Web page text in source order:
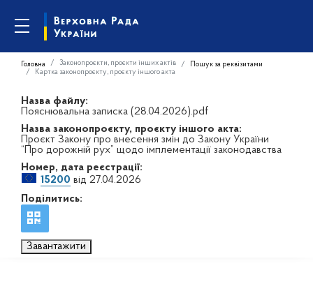
Головна Законопроєкти, проєкти інших актів
Пошук за реквізитами
Картка законопроєкту, проєкту іншого акта
Назва файлу:
Пояснювальна записка (28.04.2026).pdf
Назва законопроєкту, проєкту іншого акта:
Проєкт Закону про внесення змін до Закону України
“Про дорожній рух” щодо імплементації законодавства
Номер, дата реєстрації:
15200 від 27.04.2026
Поділитись:
Завантажити